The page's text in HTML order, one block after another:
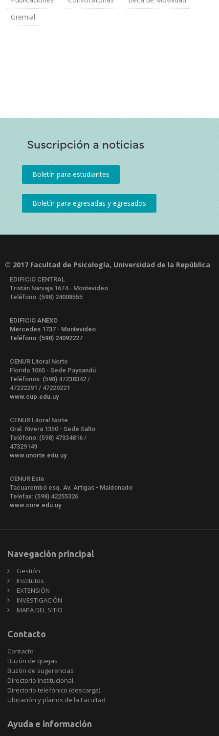
Gremial
Suscripción a noticias
© 2017 Facultad de Psicología, Universidad de la República
EDIFICIO CENTRAL
Tristán Narvaja 1674 - Montevideo
Teléfono: (598) 24008555
EDIFICIO ANEXO
Mercedes 1737 - Montevideo
Teléfono: (598) 24092227
CENUR Litoral Norte
Florida 1065 - Sede Paysandú
Teléfonos: (598) 47238342 /
47222291 / 47220221
www.cup.edu.uy
CENUR Litoral Norte
Gral. Rivera 1350 - Sede Salto
Teléfono: (598) 47334816 /
47329149
www.unorte.edu.uy
CENUR Este
Tacuarembó esq. Av. Artigas - Maldonado
Telefax: (598) 42255326
www.cure.edu.uy
Navegación principal
Gestión
Institutos
EXTENSIÓN
INVESTIGACIÓN
MAPA DEL SITIO
Contacto
Contacto
Buzón de quejas
Buzón de sugerencias
Directorio Institucional
Directorio telefónico (descarga)
Ubicación y planos de la Facultad
Ayuda e información